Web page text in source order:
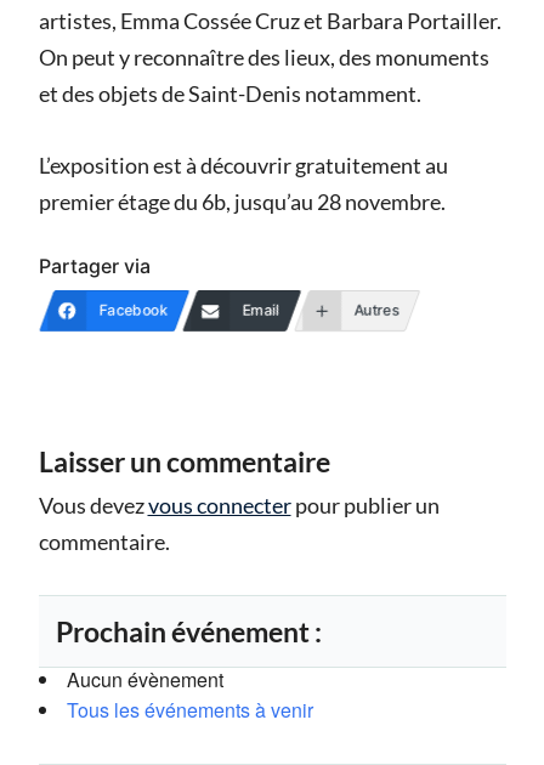
artistes, Emma Cossée Cruz et Barbara Portailler.
On peut y reconnaître des lieux, des monuments
et des objets de Saint-Denis notamment.
L’exposition est à découvrir gratuitement au
premier étage du 6b, jusqu’au 28 novembre.
Partager via
Facebook Email Autres
Laisser un commentaire
Vous devezvous connecterpour publier un
commentaire.
Prochain événement :
Aucun évènement
Tous les événements à venir